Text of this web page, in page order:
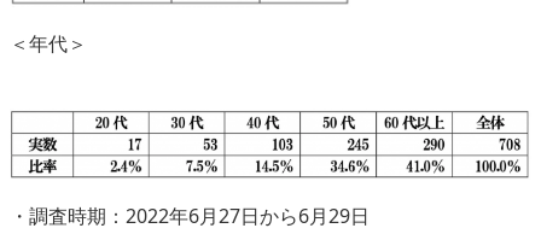
＜年代＞
・調査時期：2022年6月27日から6月29日